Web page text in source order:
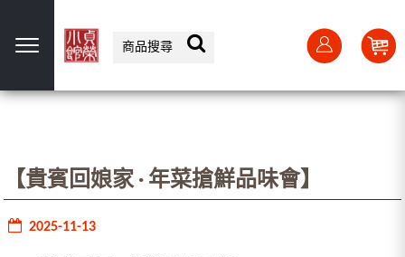
【貴賓回娘家 · 年菜搶鮮品味會】
2025-11-13